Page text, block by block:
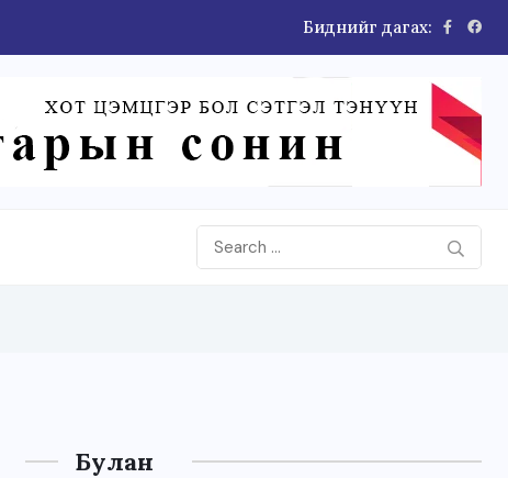
Биднийг дагах:
Булан